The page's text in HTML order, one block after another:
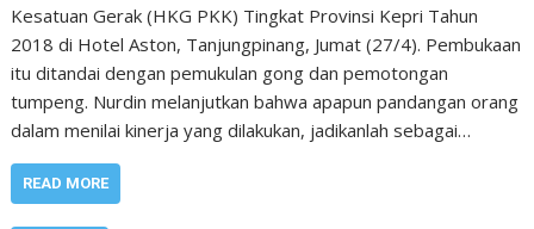
Kesatuan Gerak (HKG PKK) Tingkat Provinsi Kepri Tahun
2018 di Hotel Aston, Tanjungpinang, Jumat (27/4). Pembukaan
itu ditandai dengan pemukulan gong dan pemotongan
tumpeng. Nurdin melanjutkan bahwa apapun pandangan orang
dalam menilai kinerja yang dilakukan, jadikanlah sebagai…
READ MORE